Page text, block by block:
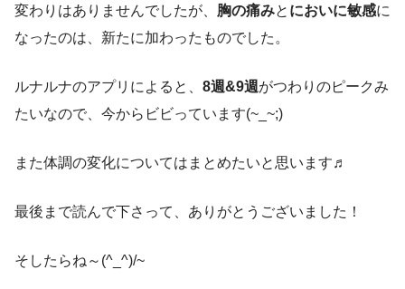
変わりはありませんでしたが、 胸の痛みと においに敏感に
なったのは、新たに加わったものでした。
ルナルナのアプリによると、 8週&9週 がつわりのピークみ
たいなので、今からビビっています(~_~;)
また体調の変化についてはまとめたいと思います♬
最後まで読んで下さって、ありがとうございました！
そしたらね～(^_^)/~